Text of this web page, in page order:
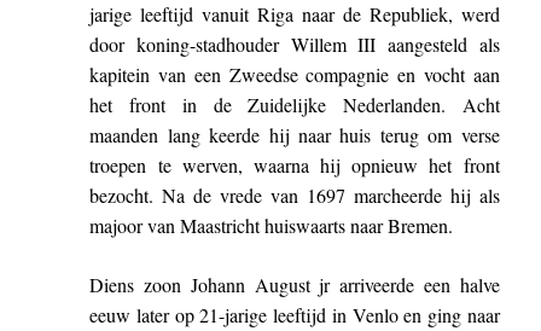
jarige leeftijd vanuit Riga naar de Republiek, werd
door koning-stadhouder Willem III aangesteld als
kapitein van een Zweedse compagnie en vocht aan
het front in de Zuidelijke Nederlanden. Acht
maanden lang keerde hij naar huis terug om verse
troepen te werven, waarna hij opnieuw het front
bezocht. Na de vrede van 1697 marcheerde hij als
majoor van Maastricht huiswaarts naar Bremen.
Diens zoon Johann August jrarriveerde een halve
eeuw later op 21-jarige leeftijd in Venlo en ging naar